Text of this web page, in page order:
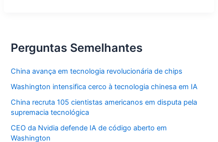
Perguntas Semelhantes
China avança em tecnologia revolucionária de chips
Washington intensifica cerco à tecnologia chinesa em IA
China recruta 105 cientistas americanos em disputa pela
supremacia tecnológica
CEO da Nvidia defende IA de código aberto em
Washington